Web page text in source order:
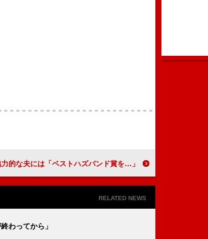
トマザー賞“文化部門”を受賞 協力的な夫には「ベストハズバンド賞を…」
RELATED NEWS
わってから」